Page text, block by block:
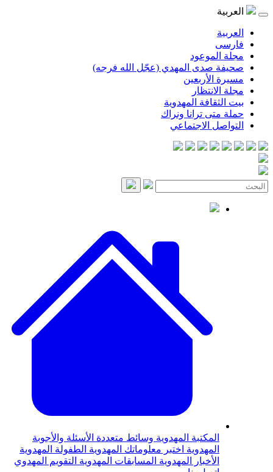
المهدي (عجّل الله فرجه)
المهدوية
ترانا ونراك
الاجتماعي
المهدويةوسائط متعددةالأسئلة والأجوبة
اختبر معلوماتك المهدويةالطفولة المهدوية
المهدويةالمسابقات المهدويةالتقويم المهدوي